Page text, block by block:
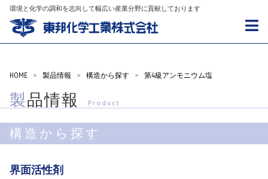
環境と化学の調和を志向して幅広い産業分野に貢献しております
HOME > 製品情報 > 構造から探す > 第4級アンモニウム塩
製品情報 Product
構造から探す
界面活性剤